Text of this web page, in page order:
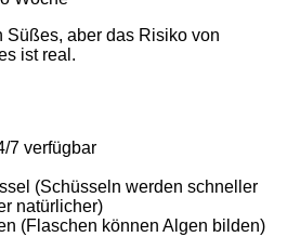
Süßes, aber das Risiko von
ist real.
7 verfügbar
(Schüsseln werden schneller
natürlicher)
(Flaschen können Algen bilden)